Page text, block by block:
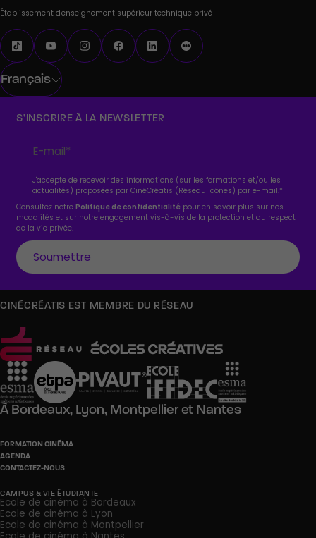
Établissement d'enseignement supérieur technique privé
Français
S’INSCRIRE À LA NEWSLETTER
J'accepte de recevoir des informations (sur les formations et/ou les
actualités) proposées par CinéCréatis (Réseau Icônes) par e-mail.*
Consultez notrePolitique de confidentialité pour en savoir plus sur nos
modalités et sur notre engagement vis-à-vis de la protection et du respect
de la vie privée.
CINÉCRÉATIS EST MEMBRE DU RÉSEAU
À Bordeaux, Lyon, Montpellieret Nantes
FORMATION CINÉMA
AGENDA
CONTACTEZ-NOUS
CAMPUS & VIE ÉTUDIANTE
Ecole de cinéma à Bordeaux
Ecole de cinéma à Lyon
Ecole de cinéma à Montpellier